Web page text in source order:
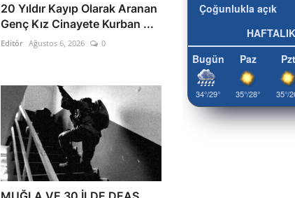
20 Yıldır Kayıp Olarak Aranan
Genç Kız Cinayete Kurban ...
Editör Ağustos 6, 2026 0